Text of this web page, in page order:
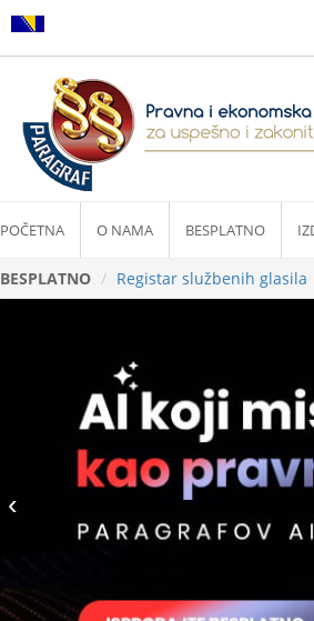
POČETNA O NAMA BESPLATNO
BESPLATNO Registar službenih glasila